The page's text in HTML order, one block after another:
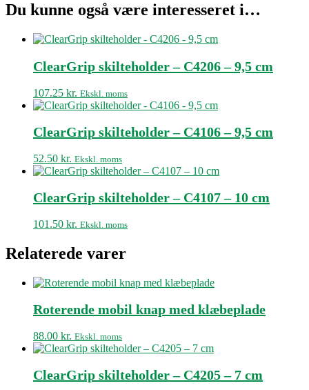
Du kunne også være interesseret i…
ClearGrip skilteholder – C4206 – 9,5 cm
107.25 kr. Ekskl. moms
ClearGrip skilteholder – C4106 – 9,5 cm
52.50 kr. Ekskl. moms
ClearGrip skilteholder – C4107 – 10 cm
101.50 kr. Ekskl. moms
Relaterede varer
Roterende mobil knap med klæbeplade
88.00 kr. Ekskl. moms
ClearGrip skilteholder – C4205 – 7 cm